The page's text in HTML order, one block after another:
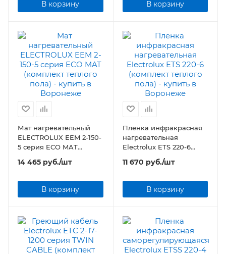
В корзину В корзину
Мат нагревательный
ELECTROLUX EEM 2-150-
5 серия ECO MAT
(комплект теплого пола)
14 465 руб./шт
В корзину
Пленка инфракрасная
нагревательная
Electrolux ETS 220-6
(комплект теплого пола)
11 670 руб./шт
В корзину